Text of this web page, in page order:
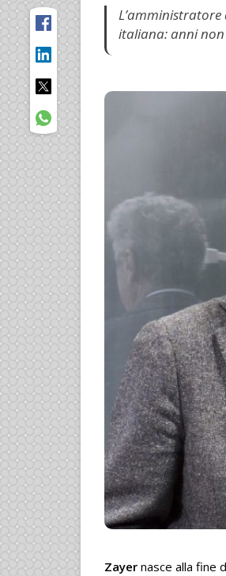
italiana: anni non
Zayer nasce alla fine